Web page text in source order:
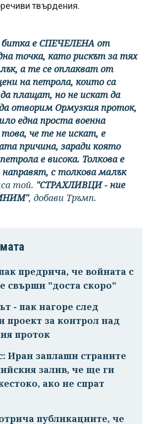
Успешно
излязохте от
профила си!
твърдения.
битка е СПЕЧЕЛЕНА от
точка, като рискът за тях
а те се оплакват от
на петрола, които са
плащат, но не искат да
отворим Ормузкия проток,
една проста военна
че те не искат, е
причина, заради която
е висока. Толкова е
направят, с толкова малък
той. "СТРАХЛИВЦИ - ние
, добави Тръмп.
предрича, че войната с
свърши "доста скоро"
- пак нагоре след
проект за контрол над
проток
Иран заплаши страните
залив, че ще ги
ако не спрат
публикациите, че